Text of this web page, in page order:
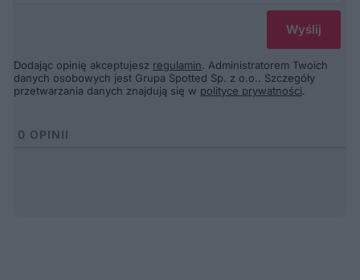
Dodając opinię akceptujesz regulamin. Administratorem Twoich
danych osobowych jest Grupa Spotted Sp. z o.o.. Szczegóły
przetwarzania danych znajdują się w polityce prywatności.
0 OPINII